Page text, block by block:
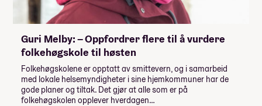
Guri Melby: – Oppfordrer flere til å vurdere
folkehøgskole til høsten
Folkehøgskolene er opptatt av smittevern, og i samarbeid
med lokale helsemyndigheter i sine hjemkommuner har de
gode planer og tiltak. Det gjør at alle som er på
folkehøgskolen opplever hverdagen…